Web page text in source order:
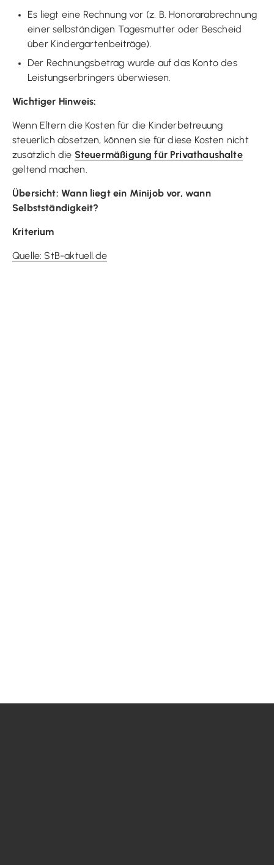
Es liegt eine Rechnung vor (z. B. Honorarabrechnung
einer selbständigen Tagesmutter oder Bescheid
über Kindergartenbeiträge).
Der Rechnungsbetrag wurde auf das Konto des
Leistungserbringers überwiesen.
Wichtiger Hinweis:
Wenn Eltern die Kosten für die Kinderbetreuung
steuerlich absetzen, können sie für diese Kosten nicht
zusätzlich die Steuermäßigung für Privathaushalte
geltend machen.
Übersicht: Wann liegt ein Minijob vor, wann
Selbstständigkeit?
Kriterium
Quelle: StB-aktuell.de